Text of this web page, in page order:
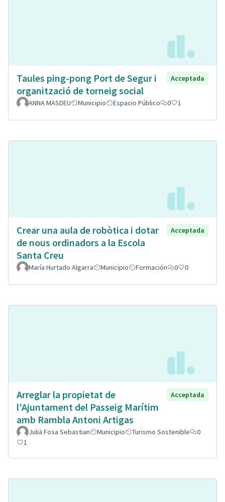
Taules ping-pong Port de Segur i
organització de torneig social
Acceptada
ANNA MASDEU Municipio Espacio Público 0 1
Crear una aula de robòtica i dotar
de nous ordinadors a la Escola
Santa Creu
Acceptada
María Hurtado Algarra Municipio Formación 0 0
Arreglar la propietat de
l'Ajuntament del Passeig Marítim
amb Rambla Antoni Artigas
Acceptada
Julià Fosa Sebastian Municipio Turismo Sostenible
0
1